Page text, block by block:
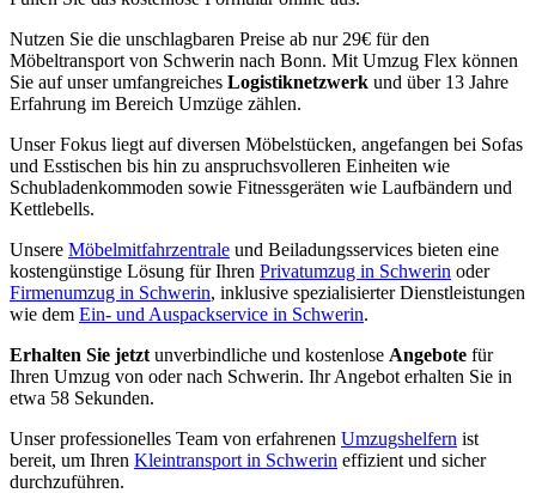
Nutzen Sie die unschlagbaren Preise ab nur 29€ für den
Möbeltransport von Schwerin nach Bonn. Mit Umzug Flex können
Sie auf unser umfangreiches Logistiknetzwerk und über 13 Jahre
Erfahrung im Bereich Umzüge zählen.
Unser Fokus liegt auf diversen Möbelstücken, angefangen bei Sofas
und Esstischen bis hin zu anspruchsvolleren Einheiten wie
Schubladenkommoden sowie Fitnessgeräten wie Laufbändern und
Kettlebells.
Unsere Möbelmitfahrzentrale und Beiladungsservices bieten eine
kostengünstige Lösung für Ihren Privatumzug in Schwerin oder
Firmenumzug in Schwerin, inklusive spezialisierter Dienstleistungen
wie dem Ein- und Auspackservice in Schwerin.
Erhalten Sie jetzt unverbindliche und kostenlose Angebote für
Ihren Umzug von oder nach Schwerin. Ihr Angebot erhalten Sie in
etwa 58 Sekunden.
Unser professionelles Team von erfahrenen Umzugshelfern ist
bereit, um Ihren Kleintransport in Schwerin effizient und sicher
durchzuführen.